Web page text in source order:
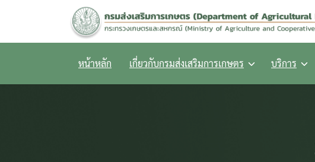
หน้าหลัก เกี่ยวกับกรมส่งเสริมการเกษตร บริการ